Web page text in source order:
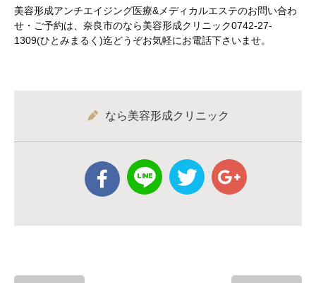
美容形成アンチエイジング医療&メディカルエステのお問い合わ
せ・ご予約は、奈良市のなら美容形成クリニック0742-27-
1309(ひとみまるく)迄どうぞお気軽にお電話下さいませ。
なら美容形成クリニック